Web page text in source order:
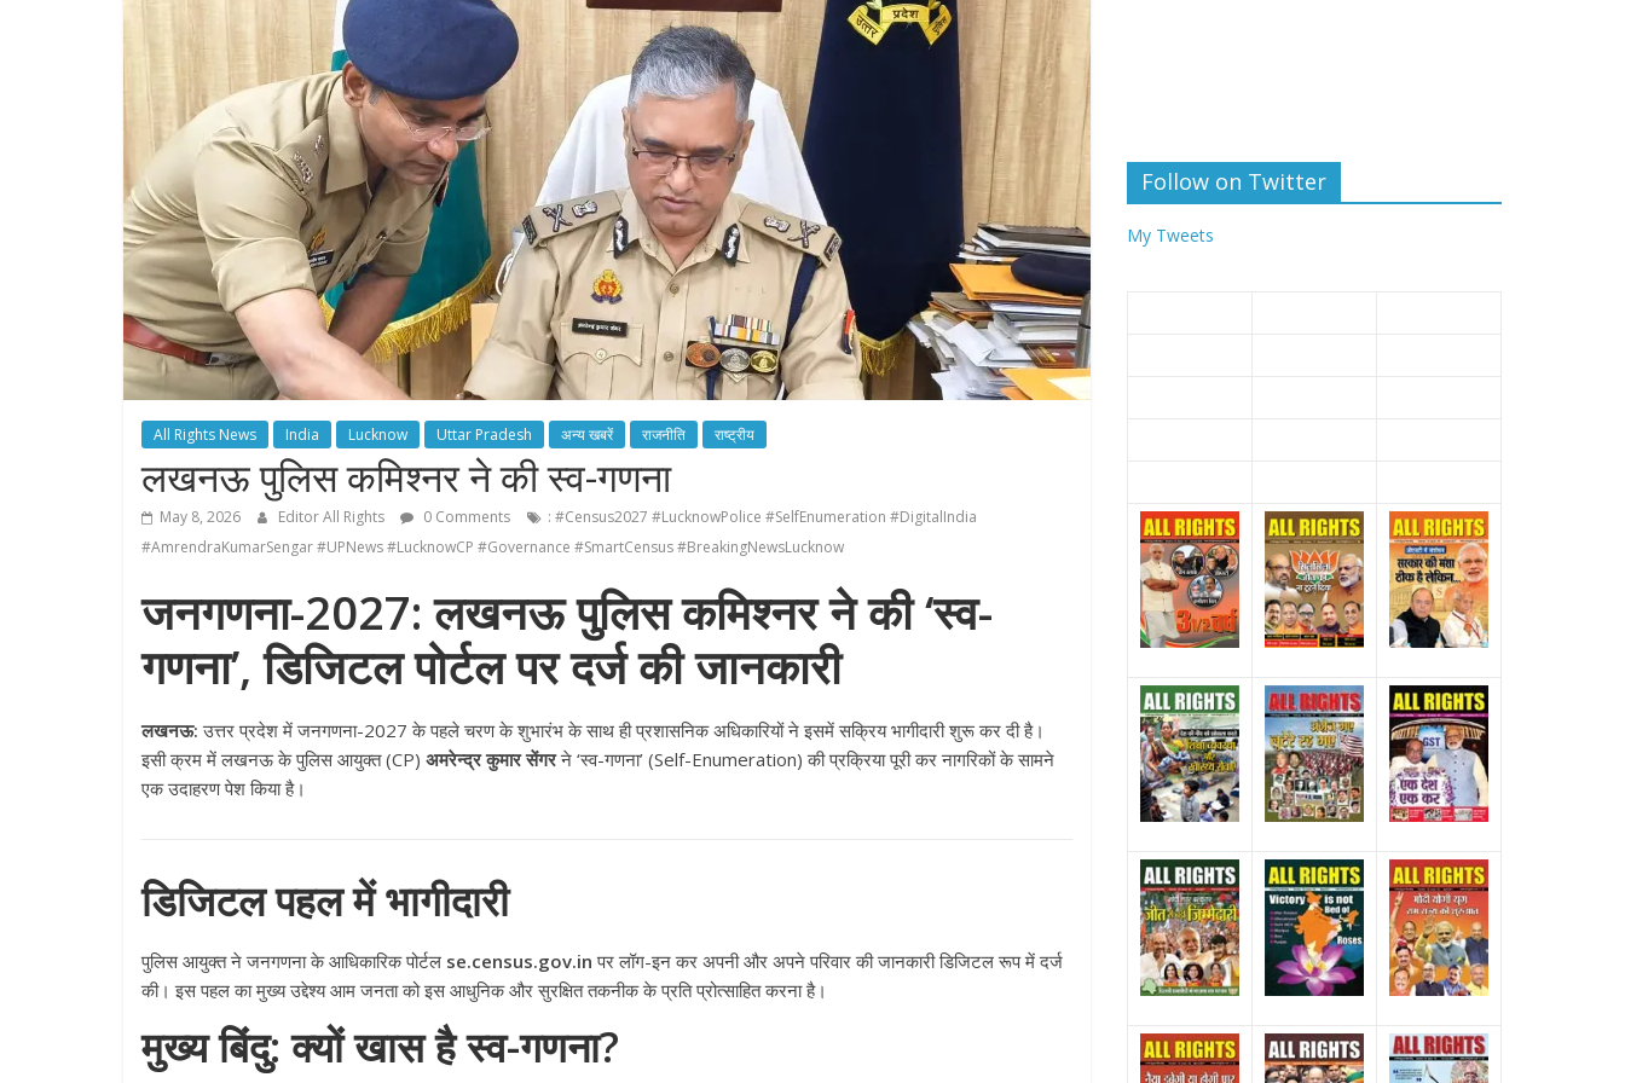
All Rights News India Lucknow Uttar Pradesh अन्य खबरें राजनीति राष्ट्रीय
लखनऊ पुलिस कमिश्नर ने की स्व-गणना
May 8, 2026 Editor All Rights 0 Comments
: #Census2027 #LucknowPolice #SelfEnumeration #DigitalIndia
#AmrendraKumarSengar #UPNews #LucknowCP #Governance #SmartCensus #BreakingNewsLucknow
जनगणना-2027: लखनऊ पुलिस कमिश्नर ने की ‘स्व-
गणना’, डिजिटल पोर्टल पर दर्ज की जानकारी
लखनऊ: उत्तर प्रदेश में जनगणना-2027 के पहले चरण के शुभारंभ के साथ ही प्रशासनिक अधिकारियों ने इसमें सक्रिय भागीदारी शुरू कर दी है।
इसी क्रम में लखनऊ के पुलिस आयुक्त (CP) अमरेन्द्र कुमार सेंगरने ‘स्व-गणना’ (Self-Enumeration) की प्रक्रिया पूरी कर नागरिकों के सामने
एक उदाहरण पेश किया है।
डिजिटल पहल में भागीदारी
पुलिस आयुक्त ने जनगणना के आधिकारिक पोर्टल se.census.gov.in पर लॉग-इन कर अपनी और अपने परिवार की जानकारी डिजिटल रूप में दर्ज
की। इस पहल का मुख्य उद्देश्य आम जनता को इस आधुनिक और सुरक्षित तकनीक के प्रति प्रोत्साहित करना है।
मुख्य बिंदु: क्यों खास है स्व-गणना?
Follow on Twitter
My Tweets